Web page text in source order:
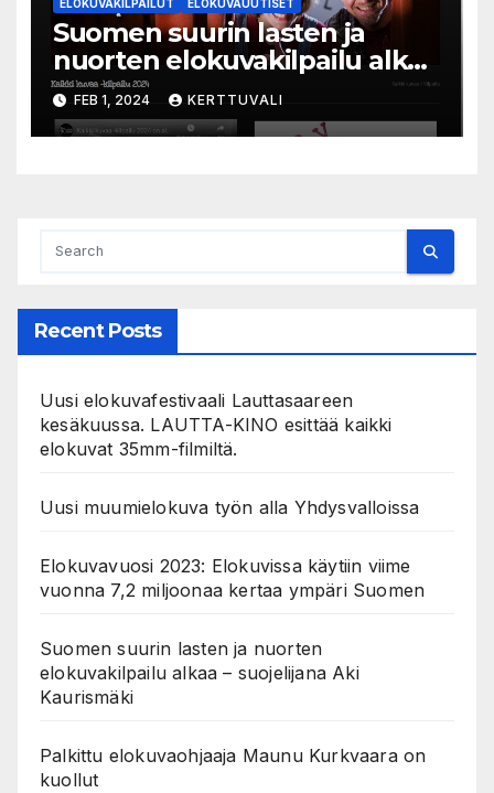
ELOKUVAKILPAILUT ELOKUVAUUTISET
Suomen suurin lasten ja
nuorten elokuvakilpailu alkaa
– suojelijana Aki Kaurismäki
FEB 1, 2024 KERTTUVALI
Recent Posts
Uusi elokuvafestivaali Lauttasaareen
kesäkuussa. LAUTTA-KINO esittää kaikki
elokuvat 35mm-filmiltä.
Uusi muumielokuva työn alla Yhdysvalloissa
Elokuvavuosi 2023: Elokuvissa käytiin viime
vuonna 7,2 miljoonaa kertaa ympäri Suomen
Suomen suurin lasten ja nuorten
elokuvakilpailu alkaa – suojelijana Aki
Kaurismäki
Palkittu elokuvaohjaaja Maunu Kurkvaara on
kuollut